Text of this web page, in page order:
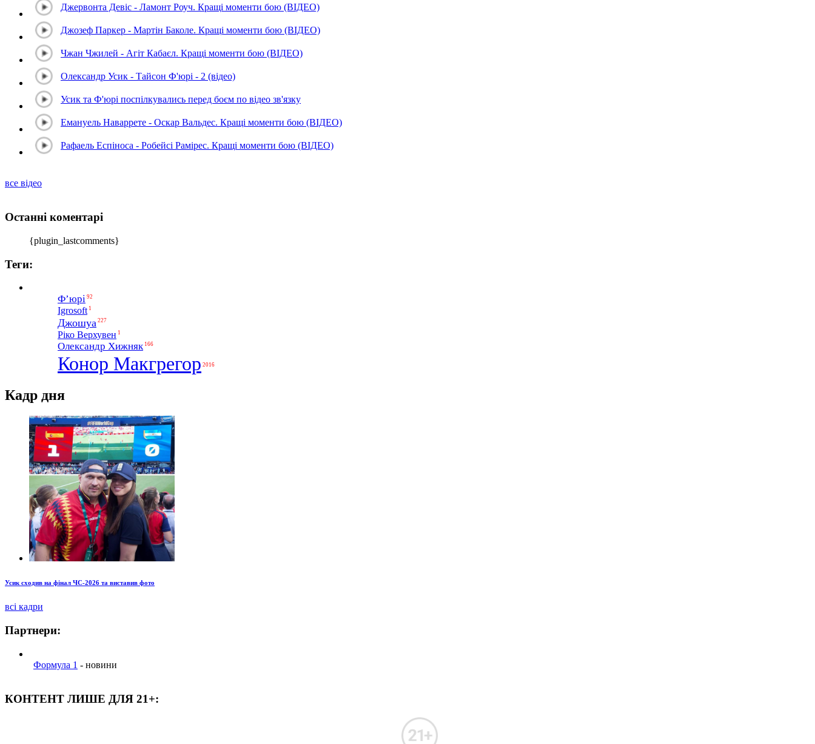
Джервонта Девіс - Ламонт Роуч. Кращі моменти бою (ВІДЕО)
Джозеф Паркер - Мартін Баколе. Кращі моменти бою (ВІДЕО)
Чжан Чжилей - Агіт Кабаєл. Кращі моменти бою (ВІДЕО)
Олександр Усик - Тайсон Ф'юрі - 2 (відео)
Усик та Ф'юрі поспілкувались перед боєм по відео зв'язку
Емануель Наваррете - Оскар Вальдес. Кращі моменти бою (ВІДЕО)
Рафаель Еспіноса - Робейсі Рамірес. Кращі моменти бою (ВІДЕО)
все відео
Останні коментарі
{plugin_lastcomments}
Теги:
Ф’юрі 92
Igrosoft 1
Джошуа 227
Ріко Верхувен 1
Олександр Хижняк 166
Конор Макгрегор 2016
Кадр дня
Усик сходив на фінал ЧС-2026 та виставив фото
всі кадри
Партнери:
Формула 1 - новини
КОНТЕНТ ЛИШЕ ДЛЯ 21+: